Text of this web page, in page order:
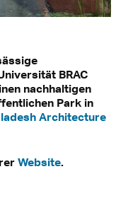
BRAC
nachhaltigen
Park in
Architecture
Website.